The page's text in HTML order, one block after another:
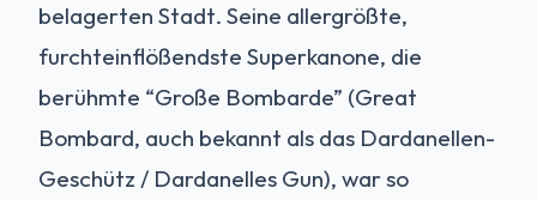
belagerten Stadt. Seine allergrößte,
furchteinflößendste Superkanone, die
berühmte “Große Bombarde” (Great
Bombard, auch bekannt als das Dardanellen-
Geschütz / Dardanelles Gun), war so